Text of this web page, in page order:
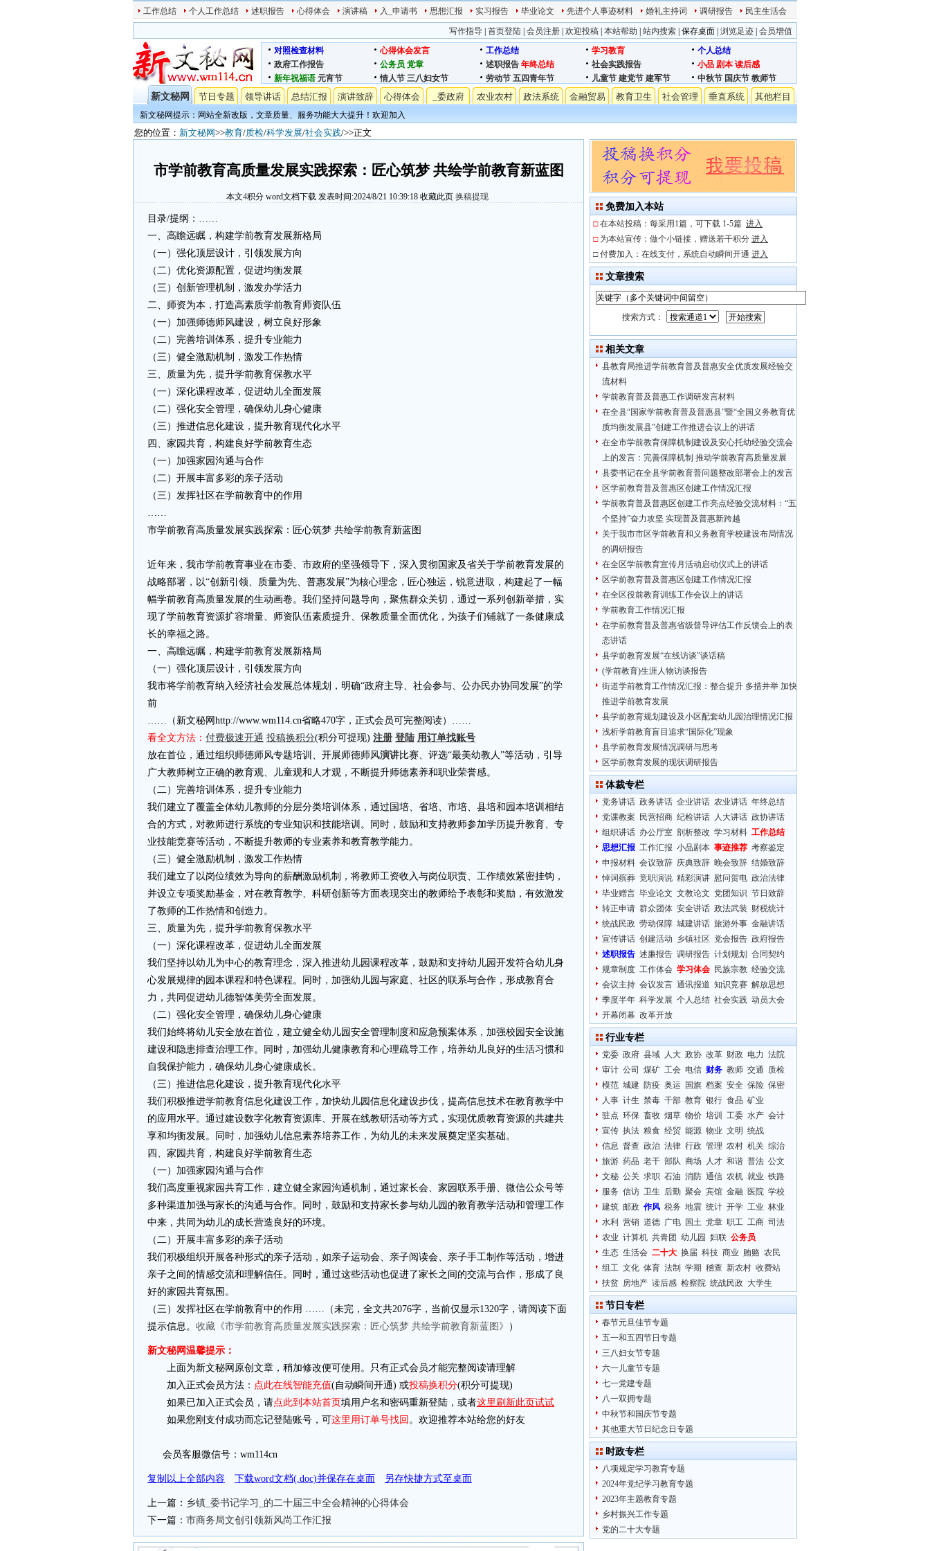
工作总结 个人工作总结 述职报告 心得体会 演讲稿 入_申请书 思想汇报 实习报告 毕业论文 先进个人事迹材料 婚礼主持词 调研报告 民主生活会
写作指导 首页登陆 会员注册 欢迎投稿 本站帮助 站内搜索 保存桌面 浏览足迹 会员增值
对照检查材料
心得体会发言 工作总结 学习教育
个人总结
政府工作报告
公务员 党章 述职报告 年终总结 社会实践报告 小品 剧本 读后感
新年祝福语 元宵节 情人节 三八妇女节 劳动节 五四青年节 儿童节 建党节 建军节 中秋节 国庆节 教师节
新文秘网 节日专题 领导讲话 总结汇报 演讲致辞 心得体会 _委政府 农业农村 政法系统 金融贸易 教育卫生 社会管理 垂直系统 其他栏目
新文秘网提示：网站全新改版，文章质量、服务功能大大提升！欢迎加入
您的位置： 新文秘网>>教育/质检/科学发展/社会实践/>>正文
市学前教育高质量发展实践探索：匠心筑梦 共绘学前教育新蓝图
本文4积分 word文档下载 发表时间:2024/8/21 10:39:18 收藏此页 换稿提现
目录/提纲：……
一、高瞻远瞩，构建学前教育发展新格局
（一）强化顶层设计，引领发展方向
（二）优化资源配置，促进均衡发展
（三）创新管理机制，激发办学活力
二、师资为本，打造高素质学前教育师资队伍
（一）加强师德师风建设，树立良好形象
（二）完善培训体系，提升专业能力
（三）健全激励机制，激发工作热情
三、质量为先，提升学前教育保教水平
（一）深化课程改革，促进幼儿全面发展
（二）强化安全管理，确保幼儿身心健康
（三）推进信息化建设，提升教育现代化水平
四、家园共育，构建良好学前教育生态
（一）加强家园沟通与合作
（二）开展丰富多彩的亲子活动
（三）发挥社区在学前教育中的作用
……
市学前教育高质量发展实践探索：匠心筑梦 共绘学前教育新蓝图
近年来，我市学前教育事业在市委、市政府的坚强领导下，深入贯彻国家及省关于学前教育发展的
战略部署，以“创新引领、质量为先、普惠发展”为核心理念，匠心独运，锐意进取，构建起了一幅
幅学前教育高质量发展的生动画卷。我们坚持问题导向，聚焦群众关切，通过一系列创新举措，实
现了学前教育资源扩容增量、师资队伍素质提升、保教质量全面优化，为孩子们铺就了一条健康成
长的幸福之路。
一、高瞻远瞩，构建学前教育发展新格局
（一）强化顶层设计，引领发展方向
我市将学前教育纳入经济社会发展总体规划，明确“政府主导、社会参与、公办民办协同发展”的学
前
……（新文秘网http://www.wm114.cn省略470字，正式会员可完整阅读）……
看全文方法： 付费极速开通 投稿换积分(积分可提现) 注册 登陆 用订单找账号
放在首位，通过组织师德师风专题培训、开展师德师风演讲比赛、评选“最美幼教人”等活动，引导
广大教师树立正确的教育观、儿童观和人才观，不断提升师德素养和职业荣誉感。
（二）完善培训体系，提升专业能力
我们建立了覆盖全体幼儿教师的分层分类培训体系，通过国培、省培、市培、县培和园本培训相结
合的方式，对教师进行系统的专业知识和技能培训。同时，鼓励和支持教师参加学历提升教育、专
业技能竞赛等活动，不断提升教师的专业素养和教育教学能力。
（三）健全激励机制，激发工作热情
我们建立了以岗位绩效为导向的薪酬激励机制，将教师工资收入与岗位职责、工作绩效紧密挂钩，
并设立专项奖励基金，对在教育教学、科研创新等方面表现突出的教师给予表彰和奖励，有效激发
了教师的工作热情和创造力。
三、质量为先，提升学前教育保教水平
（一）深化课程改革，促进幼儿全面发展
我们坚持以幼儿为中心的教育理念，深入推进幼儿园课程改革，鼓励和支持幼儿园开发符合幼儿身
心发展规律的园本课程和特色课程。同时，加强幼儿园与家庭、社区的联系与合作，形成教育合
力，共同促进幼儿德智体美劳全面发展。
（二）强化安全管理，确保幼儿身心健康
我们始终将幼儿安全放在首位，建立健全幼儿园安全管理制度和应急预案体系，加强校园安全设施
建设和隐患排查治理工作。同时，加强幼儿健康教育和心理疏导工作，培养幼儿良好的生活习惯和
自我保护能力，确保幼儿身心健康成长。
（三）推进信息化建设，提升教育现代化水平
我们积极推进学前教育信息化建设工作，加快幼儿园信息化建设步伐，提高信息技术在教育教学中
的应用水平。通过建设数字化教育资源库、开展在线教研活动等方式，实现优质教育资源的共建共
享和均衡发展。同时，加强幼儿信息素养培养工作，为幼儿的未来发展奠定坚实基础。
四、家园共育，构建良好学前教育生态
（一）加强家园沟通与合作
我们高度重视家园共育工作，建立健全家园沟通机制，通过家长会、家园联系手册、微信公众号等
多种渠道加强与家长的沟通与合作。同时，鼓励和支持家长参与幼儿园的教育教学活动和管理工作
中来，共同为幼儿的成长营造良好的环境。
（二）开展丰富多彩的亲子活动
我们积极组织开展各种形式的亲子活动，如亲子运动会、亲子阅读会、亲子手工制作等活动，增进
亲子之间的情感交流和理解信任。同时，通过这些活动也促进了家长之间的交流与合作，形成了良
好的家园共育氛围。
（三）发挥社区在学前教育中的作用 ……（未完，全文共2076字，当前仅显示1320字，请阅读下面
提示信息。 收藏《市学前教育高质量发展实践探索：匠心筑梦 共绘学前教育新蓝图》 ）
新文秘网温馨提示：
上面为新文秘网原创文章，稍加修改便可使用。只有正式会员才能完整阅读请理解
加入正式会员方法： 点此在线智能充值(自动瞬间开通) 或投稿换积分(积分可提现)
如果已加入正式会员，请点此到本站首页填用户名和密码重新登陆，或者这里刷新此页试试
如果您刚支付成功而忘记登陆账号，可这里用订单号找回 。欢迎推荐本站给您的好友
会员客服微信号：wm114cn
复制以上全部内容 下载word文档(.doc)并保存在桌面 另存快捷方式至桌面
上一篇： 乡镇_委书记学习_的二十届三中全会精神的心得体会
下一篇： 市商务局文创引领新风尚工作汇报
免费加入本站
□ 在本站投稿：每采用1篇，可下载 1-5篇 进入
□ 为本站宣传：做个小链接，赠送若干积分 进入
□ 付费加入：在线支付，系统自动瞬间开通 进入
文章搜索
搜索方式：
相关文章
县教育局推进学前教育普及普惠安全优质发展经验交
流材料
学前教育普及普惠工作调研发言材料
在全县“国家学前教育普及普惠县”暨“全国义务教育优
质均衡发展县”创建工作推进会议上的讲话
在全市学前教育保障机制建设及安心托幼经验交流会
上的发言：完善保障机制 推动学前教育高质量发展
县委书记在全县学前教育普问题整改部署会上的发言
区学前教育普及普惠区创建工作情况汇报
学前教育普及普惠区创建工作亮点经验交流材料：“五
个坚持”奋力攻坚 实现普及普惠新跨越
关于我市市区学前教育和义务教育学校建设布局情况
的调研报告
在全区学前教育宣传月活动启动仪式上的讲话
区学前教育普及普惠区创建工作情况汇报
在全区役前教育训练工作会议上的讲话
学前教育工作情况汇报
在学前教育普及普惠省级督导评估工作反馈会上的表
态讲话
县学前教育发展“在线访谈”谈话稿
(学前教育)生涯人物访谈报告
街道学前教育工作情况汇报：整合提升 多措并举 加快
推进学前教育发展
县学前教育规划建设及小区配套幼儿园治理情况汇报
浅析学前教育盲目追求“国际化”现象
县学前教育发展情况调研与思考
区学前教育发展的现状调研报告
体裁专栏
党务讲话 政务讲话 企业讲话 农业讲话 年终总结
党课教案
民营招商 纪检讲话 人大讲话 政协讲话
组织讲话 办公厅室 剖析整改 学习材料 工作总结
思想汇报 工作汇报 小品剧本 事迹推荐 考察鉴定
申报材料 会议致辞 庆典致辞 晚会致辞 结婚致辞
悼词殡葬 竞职演说 精彩演讲 慰问贺电 政治法律
毕业赠言 毕业论文 文教论文 党团知识 节日致辞
转正申请 群众团体 安全讲话 政法武装 财税统计
统战民政 劳动保障 城建讲话 旅游外事 金融讲话
宣传讲话 创建活动 乡镇社区 党会报告 政府报告
述职报告 述廉报告 调研报告 计划规划
合同契约
规章制度 工作体会 学习体会 民族宗教 经验交流
会议主持 会议发言 通讯报道 知识竞赛 解放思想
季度半年 科学发展 个人总结 社会实践 动员大会
开幕闭幕 改革开放
行业专栏
党委 政府 县域 人大 政协 改革 财政 电力 法院
审计 公司 煤矿 工会 电信 财务 教师 交通 质检
模范 城建 防疫 奥运 国旗 档案 安全 保险 保密
人事 计生 禁毒 干部 教育 银行 食品 矿业
驻点 环保 畜牧 烟草 物价 培训 工委 水产 会计
宣传 执法 粮食 经贸 能源 物业 文明 统战
信息 督查 政治 法律 行政 管理 农村 机关 综治
旅游 药品 老干 部队 商场 人才 和谐 普法 公文
文秘 公关 求职 石油 消防 通信 农机 就业 铁路
服务 信访 卫生 后勤 聚会 宾馆 金融 医院 学校
建筑 邮政 作风 税务 地震 统计 开学 工业 林业
水利
营销 道德 广电 国土 党章 职工 工商 司法
农业 计算机 共青团 幼儿园 妇联 公务员
生态 生活会 二十大 换届 科技 商业 贿赂 农民
组工 文化 体育 法制 学期 稽查 新农村 收费站
扶贫 房地产 读后感 检察院 统战民政 大学生
节日专栏
春节元旦佳节专题
五一和五四节日专题
三八妇女节专题
六一儿童节专题
七一党建专题
八一双拥专题
中秋节和国庆节专题
其他重大节日纪念日专题
时政专栏
八项规定学习教育专题
2024年党纪学习教育专题
2023年主题教育专题
乡村振兴工作专题
党的二十大专题